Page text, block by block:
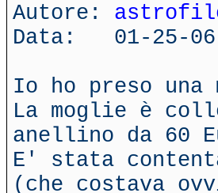
Autore:
Data: 01-25-06
Io ho preso una
La moglie è
anellino da 60
E' stata
(che costava